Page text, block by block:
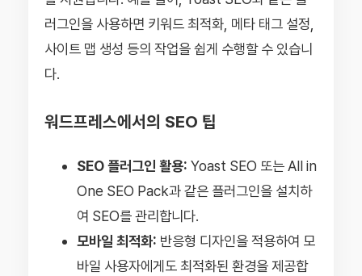
러그인을 사용하면 키워드 최적화, 메타 태그 설정,
사이트 맵 생성 등의 작업을 쉽게 수행할 수 있습니
다.
워드프레스에서의 SEO 팁
SEO 플러그인 활용: Yoast SEO 또는 All in
One SEO Pack과 같은 플러그인을 설치하
여 SEO를 관리합니다.
모바일 최적화: 반응형 디자인을 적용하여 모
바일 사용자에게도 최적화된 환경을 제공합